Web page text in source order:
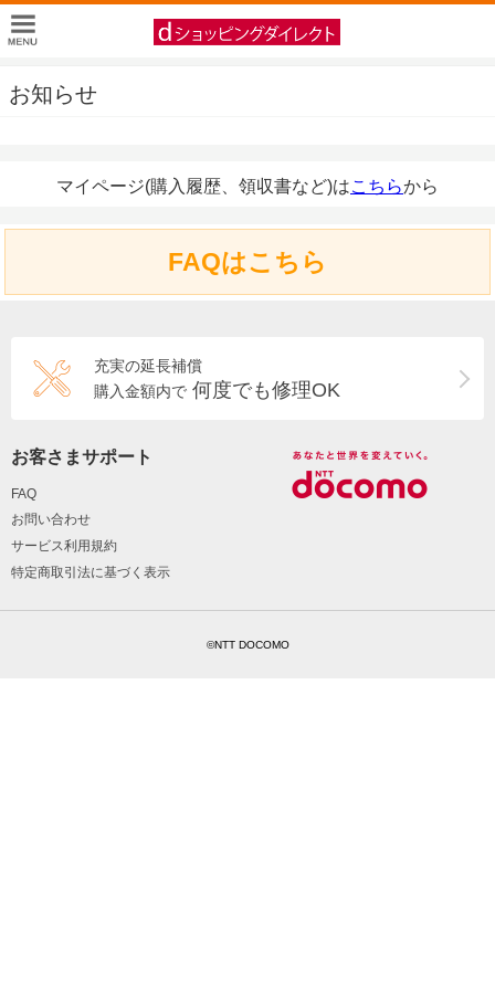
お知らせ
マイページ(購入履歴、領収書など)はこちらから
FAQはこちら
充実の延長補償
購入金額内で 何度でも修理OK
お客さまサポート
FAQ
お問い合わせ
サービス利用規約
特定商取引法に基づく表示
©NTT DOCOMO